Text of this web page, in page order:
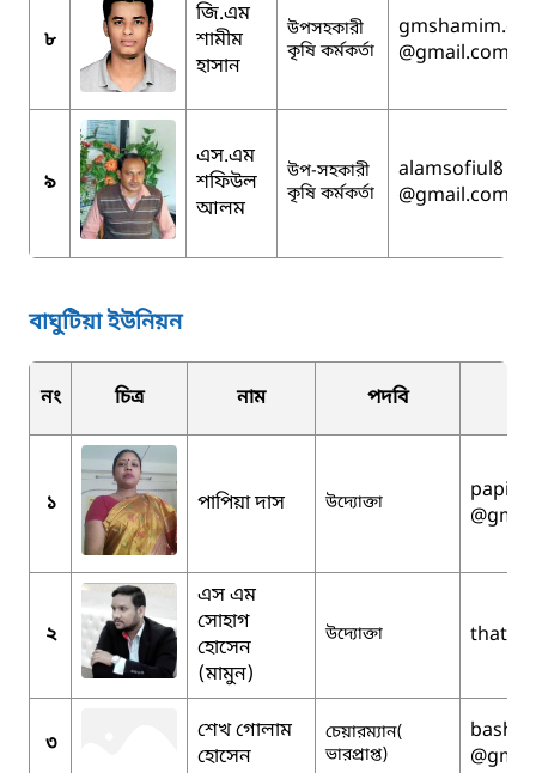
৮
জি.এম
শামীম
হাসান
উপসহকারী
কৃষি কর্মকর্তা
@gmail.com
৯
এস.এম
শফিউল
আলম
উপ-সহকারী
কৃষি কর্মকর্তা
alamsofiul8
@gmail.com
বাঘুটিয়া ইউনিয়ন
নং চিত্র নাম পদবি
১ পাপিয়া দাস উদ্যোক্তা
২
এস এম
সোহাগ
হোসেন
(মামুন)
উদ্যোক্তা
৩
শেখ গোলাম
হোসেন
চেয়ারম্যান(
ভারপ্রাপ্ত)